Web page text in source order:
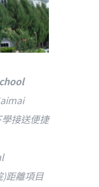
接送便捷
距離項目